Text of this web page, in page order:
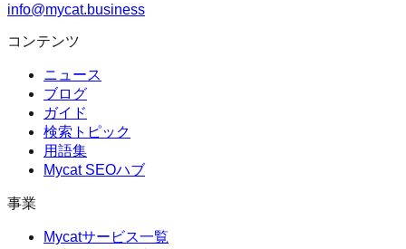
info@mycat.business
コンテンツ
ニュース
ブログ
ガイド
検索トピック
用語集
Mycat SEOハブ
事業
Mycatサービス一覧